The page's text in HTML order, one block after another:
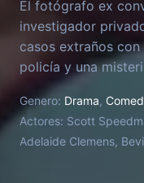
El fotógrafo ex
investigador
casos extraños
policía y una
Genero: Drama,
Actores: Scott
Adelaide Clemens,